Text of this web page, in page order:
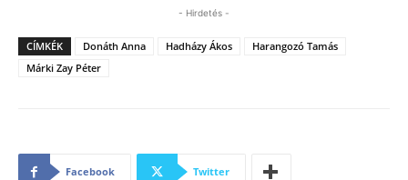
- Hirdetés -
CÍMKÉK Donáth Anna Hadházy Ákos
Harangozó Tamás
Márki Zay Péter
Facebook Twitter